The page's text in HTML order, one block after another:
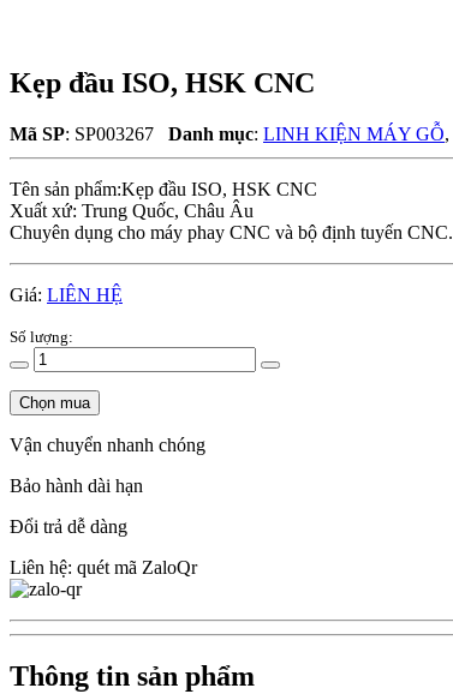
Kẹp đầu ISO, HSK CNC
Mã SP: SP003267 Danh mục: LINH KIỆN MÁY GỖ,
Tên sản phẩm:Kẹp đầu ISO, HSK CNC
Xuất xứ: Trung Quốc, Châu Âu
Chuyên dụng cho máy phay CNC và bộ định tuyến CNC.
Giá: LIÊN HỆ
Số lượng:
Chọn mua
Vận chuyển nhanh chóng
Bảo hành dài hạn
Đổi trả dễ dàng
Liên hệ: quét mã ZaloQr
Thông tin sản phẩm